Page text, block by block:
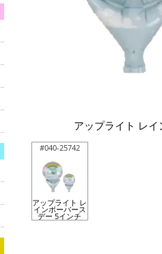
アップライト レ
#040-25742
アップライト レ
インボーバース
デー 5インチ